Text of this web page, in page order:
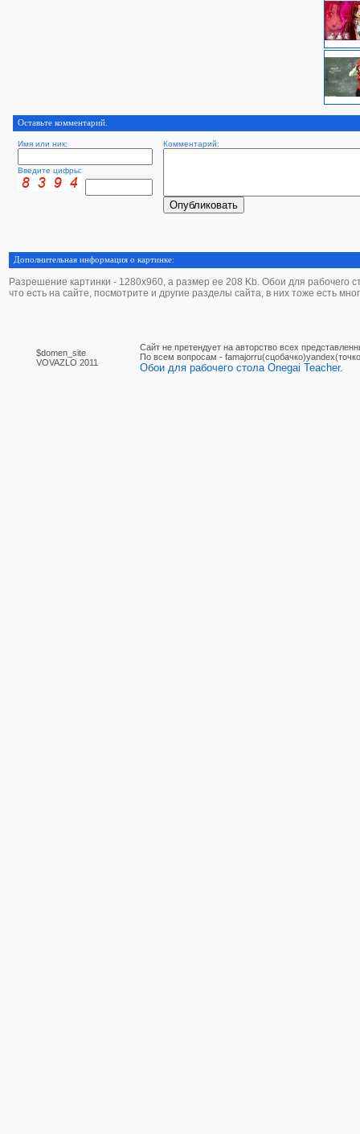
Оставьте комментарий.
Имя или ник: Комментарий:
Введите цифры:
Дополнительная информация о картинке:
Разрешение картинки - 1280х960, а размер ее 208 Kb. Обои для рабочего
что есть на сайте, посмотрите и другие разделы сайта, в них тоже есть
$domen_site
VOVAZLO 2011
Сайт не претендует на авторство всех
По вcем вопросам -
Обои для рабочего стола Onegai Teacher.